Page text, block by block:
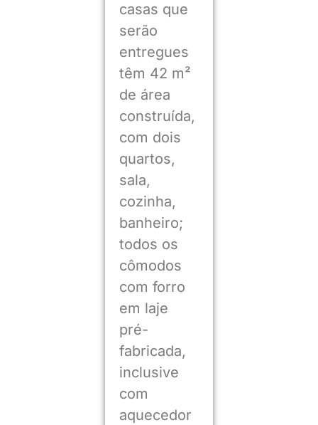
casas que
serão
entregues
têm 42 m²
de área
construída,
com dois
quartos,
sala,
cozinha,
banheiro;
todos os
cômodos
com forro
em laje
pré-
fabricada,
inclusive
com
aquecedor